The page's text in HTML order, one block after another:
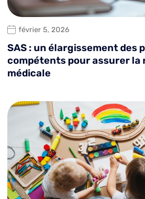
février 5, 2026
SAS : un élargissement des
compétents pour assurer la
médicale